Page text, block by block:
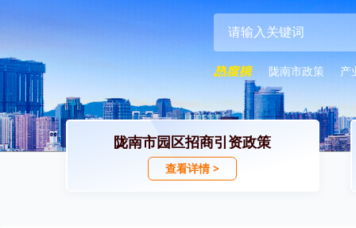
陇南市政策 产
陇南市园区招商引资政策
查看详情 >